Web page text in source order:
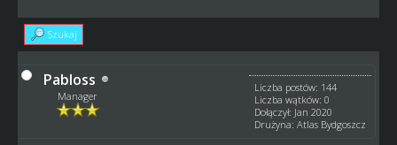
Szukaj
Pabloss
Manager
Liczba postów: 144
Liczba wątków: 0
Dołączył: Jan 2020
Drużyna: Atlas Bydgoszcz